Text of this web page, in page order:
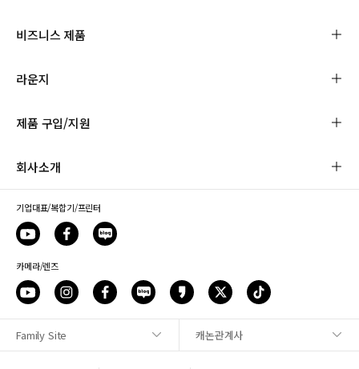
사이트맵
비즈니스 제품
라운지
제품 구입/지원
회사소개
기업대표/복합기/프린터
카메라/렌즈
Family Site 캐논관계사